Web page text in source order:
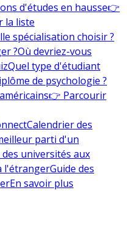
d'études en hausse👉
la liste
spécialisation choisir ?
?Où devriez-vous
Quel type d'étudiant
de psychologie ?
👉 Parcourir
Calendrier des
parti d'un
universités aux
l'étrangerGuide des
En savoir plus